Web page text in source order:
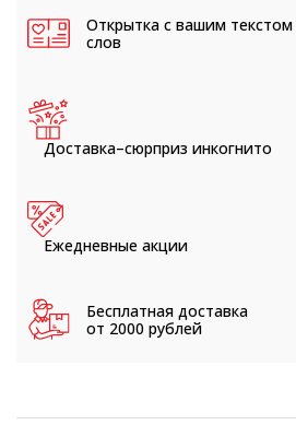
Открытка с вашим текстом
слов
Доставка–сюрприз инкогнито
Ежедневные акции
Бесплатная доставка
от 2000 рублей